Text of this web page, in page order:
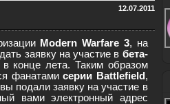
12.07.2011
Modern Warfare 3, на
заявку на участие в бета-
в конце лета. Таким образом
фанатами серии Battlefield ,
подали заявку на участие в
вами электронный адрес